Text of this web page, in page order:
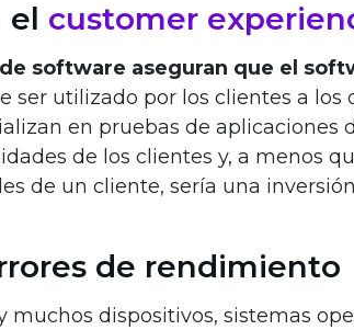
el customer
software aseguran que el
ser utilizado por los clientes a los
en pruebas de aplicaciones
de los clientes y, a menos
de un cliente, sería una
de rendimiento
muchos dispositivos, sistemas